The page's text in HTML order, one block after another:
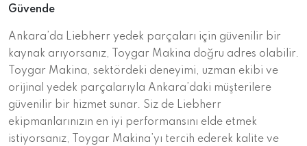
Güvende
Ankara’da Liebherr yedek parçaları için güvenilir bir
kaynak arıyorsanız, Toygar Makina doğru adres olabilir.
Toygar Makina, sektördeki deneyimi, uzman ekibi ve
orijinal yedek parçalarıyla Ankara’daki müşterilere
güvenilir bir hizmet sunar. Siz de Liebherr
ekipmanlarınızın en iyi performansını elde etmek
istiyorsanız, Toygar Makina’yı tercih ederek kalite ve